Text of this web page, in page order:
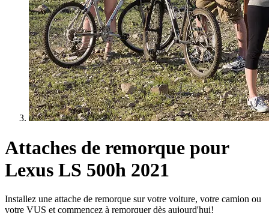
Attaches de remorque pour
Lexus LS 500h 2021
Installez une attache de remorque sur votre voiture, votre camion ou
votre VUS et commencez à remorquer dès aujourd'hui!